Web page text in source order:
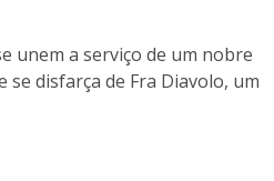
unem a serviço de um nobre
disfarça de Fra Diavolo, um